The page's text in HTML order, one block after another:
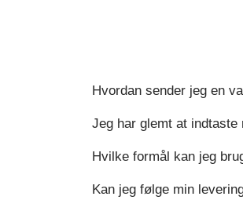
Hvordan sender jeg en
Jeg har glemt at
Hvilke formål kan jeg
Kan jeg følge min